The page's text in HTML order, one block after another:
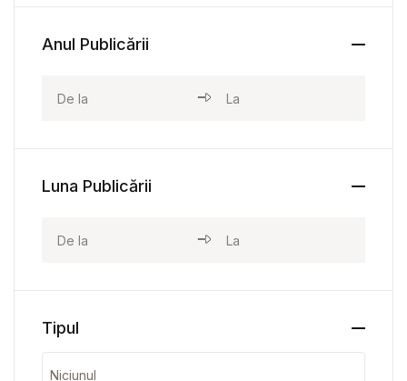
Anul Publicării
Luna Publicării
Tipul